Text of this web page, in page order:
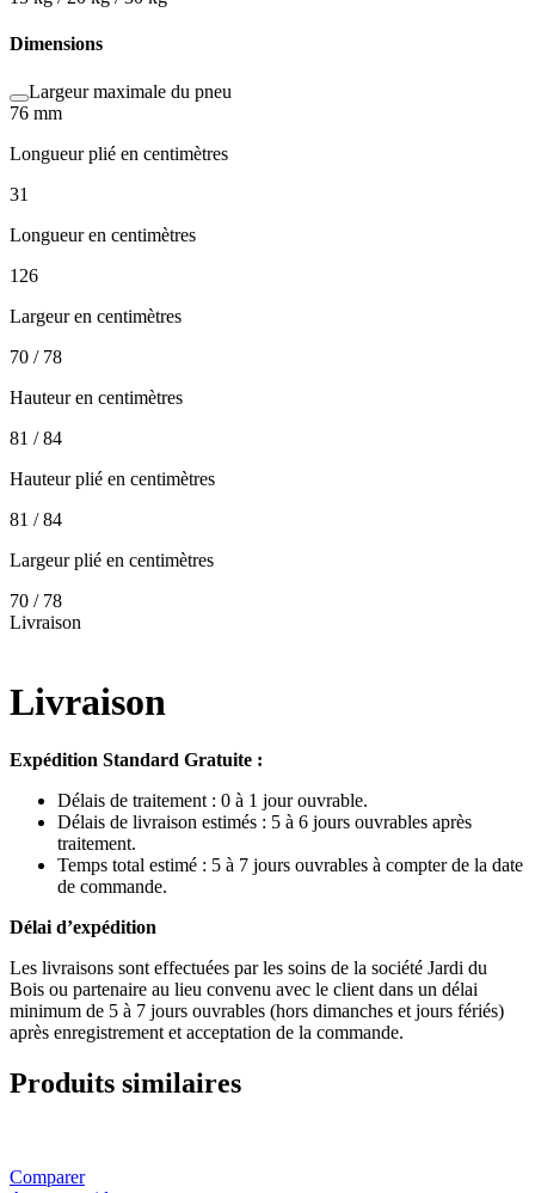
Dimensions
Largeur maximale du pneu
76 mm
Longueur plié en centimètres
31
Longueur en centimètres
126
Largeur en centimètres
70 / 78
Hauteur en centimètres
81 / 84
Hauteur plié en centimètres
81 / 84
Largeur plié en centimètres
70 / 78
Livraison
Livraison
Expédition Standard Gratuite :
Délais de traitement : 0 à 1 jour ouvrable.
Délais de livraison estimés : 5 à 6 jours ouvrables après
traitement.
Temps total estimé : 5 à 7 jours ouvrables à compter de la date
de commande.
Délai d’expédition
Les livraisons sont effectuées par les soins de la société Jardi du
Bois ou partenaire au lieu convenu avec le client dans un délai
minimum de 5 à 7 jours ouvrables (hors dimanches et jours fériés)
après enregistrement et acceptation de la commande.
Produits similaires
Comparer